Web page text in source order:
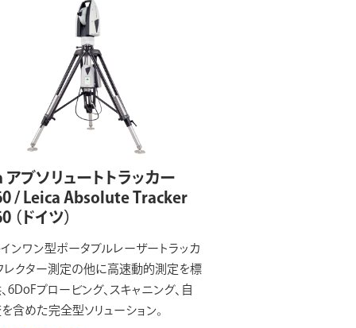
アブソリュートトラッカー
/ Leica Absolute Tracker
（ドイツ）
ンワン型ポータブルレーザートラッカ
レクター測定の他に高速動的測定を標
6DoFプロービング、スキャニング、自
含めた完全型ソリューション。